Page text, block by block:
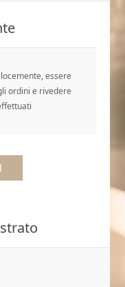
essere
ordini e rivedere